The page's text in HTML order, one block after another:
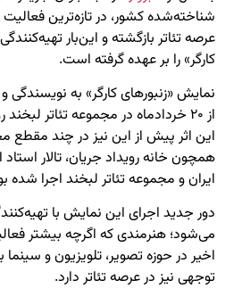
شناخته‌شده کشور، در تازه‌ترین
عرصه تئاتر بازگشته و این‌بار
کارگر» را بر عهده گرفته است.
نمایش «زنبورهای کارگر» به نویسندگی
از ۲۰ خردادماه در مجموعه تئاتر
این اثر پیش از این نیز در چند مقطع
همچون خانه رویداد جریان، تالار
ایران و مجموعه تئاتر لبخند اجرا شده
دور جدید اجرای این نمایش با
می‌شود؛ هنرمندی که اگرچه بیشتر
اخیر در حوزه تصویر، تلویزیون و سینما
توجهی نیز در عرصه تئاتر دارد.